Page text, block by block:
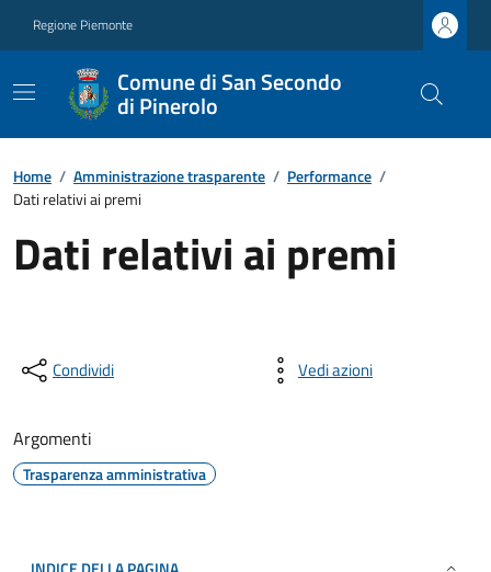
Regione Piemonte
Comune di San Secondo
di Pinerolo
Home / Amministrazione trasparente / Performance /
Dati relativi ai premi
Dati relativi ai premi
Condividi Vedi azioni
Argomenti
Trasparenza amministrativa